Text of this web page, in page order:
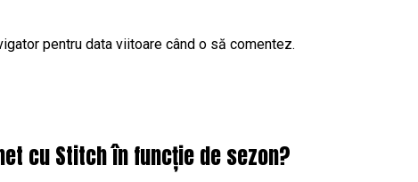
pentru data viitoare când o să comentez.
cu Stitch în funcție de sezon?